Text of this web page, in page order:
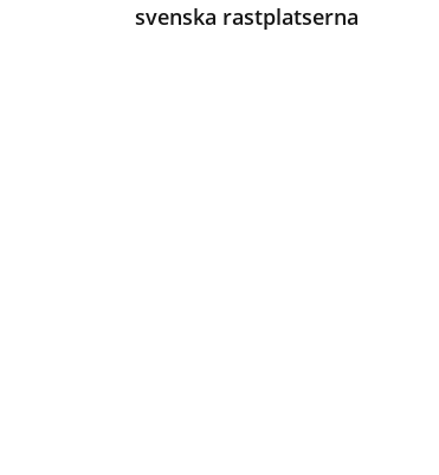
svenska rastplatserna